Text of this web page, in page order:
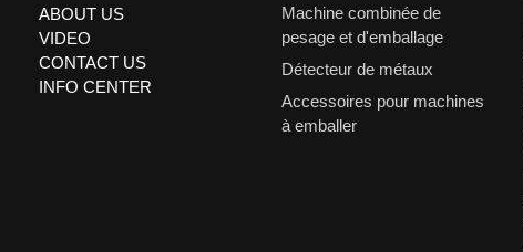
ABOUT US
VIDEO
CONTACT US
INFO CENTER
Machine combinée de
pesage et d'emballage
Détecteur de métaux
Accessoires pour machines
à emballer